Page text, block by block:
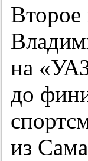
Второе
на
до
из